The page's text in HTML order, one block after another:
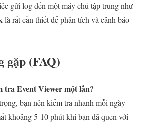
gửi log đến một máy chủ tập trung như
là rất cần thiết để phân tích và cảnh báo
gặp (FAQ)
tra Event Viewer một lần?
bạn nên kiểm tra nhanh mỗi ngày
khoảng 5-10 phút khi bạn đã quen với